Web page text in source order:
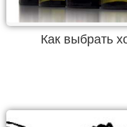
Как выбрать